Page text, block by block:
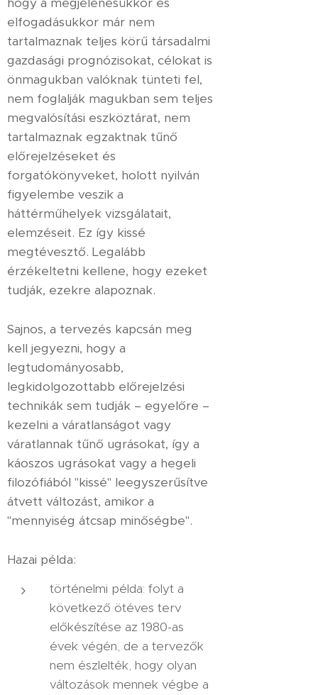
elfogadásukkor már nem
tartalmaznak teljes körű társadalmi
gazdasági prognózisokat, célokat is
önmagukban valóknak tünteti fel,
nem foglalják magukban sem teljes
megvalósítási eszköztárat, nem
tartalmaznak egzaktnak tűnő
előrejelzéseket és
forgatókönyveket, holott nyilván
figyelembe veszik a
háttérműhelyek vizsgálatait,
elemzéseit. Ez így kissé
megtévesztő. Legalább
érzékeltetni kellene, hogy ezeket
tudják, ezekre alapoznak.
Sajnos, a tervezés kapcsán meg
kell jegyezni, hogy a
legtudományosabb,
legkidolgozottabb előrejelzési
technikák sem tudják – egyelőre –
kezelni a váratlanságot vagy
váratlannak tűnő ugrásokat, így a
káoszos ugrásokat vagy a hegeli
filozófiából "kissé" leegyszerűsítve
átvett változást, amikor a
"mennyiség átcsap minőségbe".
Hazai példa:
történelmi példa: folyt a
következő ötéves terv
előkészítése az 1980-as
évek végén, de a tervezők
nem észlelték, hogy olyan
változások mennek végbe a